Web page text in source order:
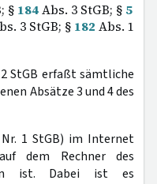
§ 184Abs. 3 StGB; § 5
3 StGB; § 182 Abs. 1
StGB erfaßt sämtliche
Absätze 3 und 4 des
1 StGB) im Internet
dem Rechner des
ist. Dabei ist es